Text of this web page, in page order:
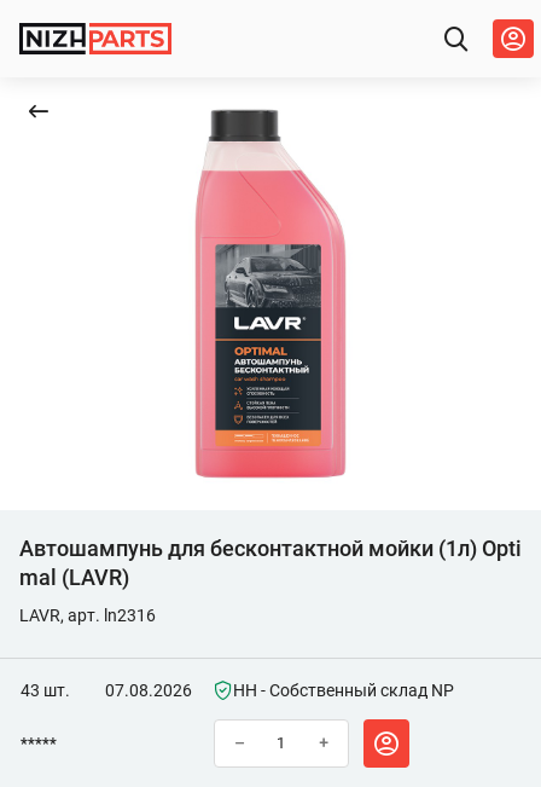
Автошампунь для бесконтактной мойки (1л) Opti
mal (LAVR)
LAVR, арт. ln2316
43 шт. 07.08.2026 НН - Собственный склад NP
***** – +